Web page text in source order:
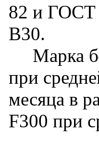
82 и ГОСТ
В30.
Марка
при
месяца в
F300 при